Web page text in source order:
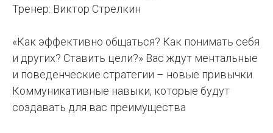
Тренер: Виктор Стрелкин
«Как эффективно общаться? Как понимать себя
и других? Ставить цели?» Вас ждут ментальные
и поведенческие стратегии – новые привычки.
Коммуникативные навыки, которые будут
создавать для вас преимущества